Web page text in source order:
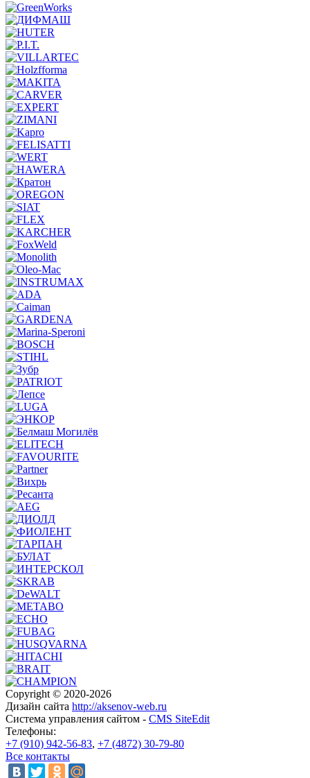
Copyright © 2020-2026
Дизайн сайта http://aksenov-web.ru
Система управления сайтом - CMS SiteEdit
Телефоны:
+7 (910) 942-56-83, +7 (4872) 30-79-80
Все контакты